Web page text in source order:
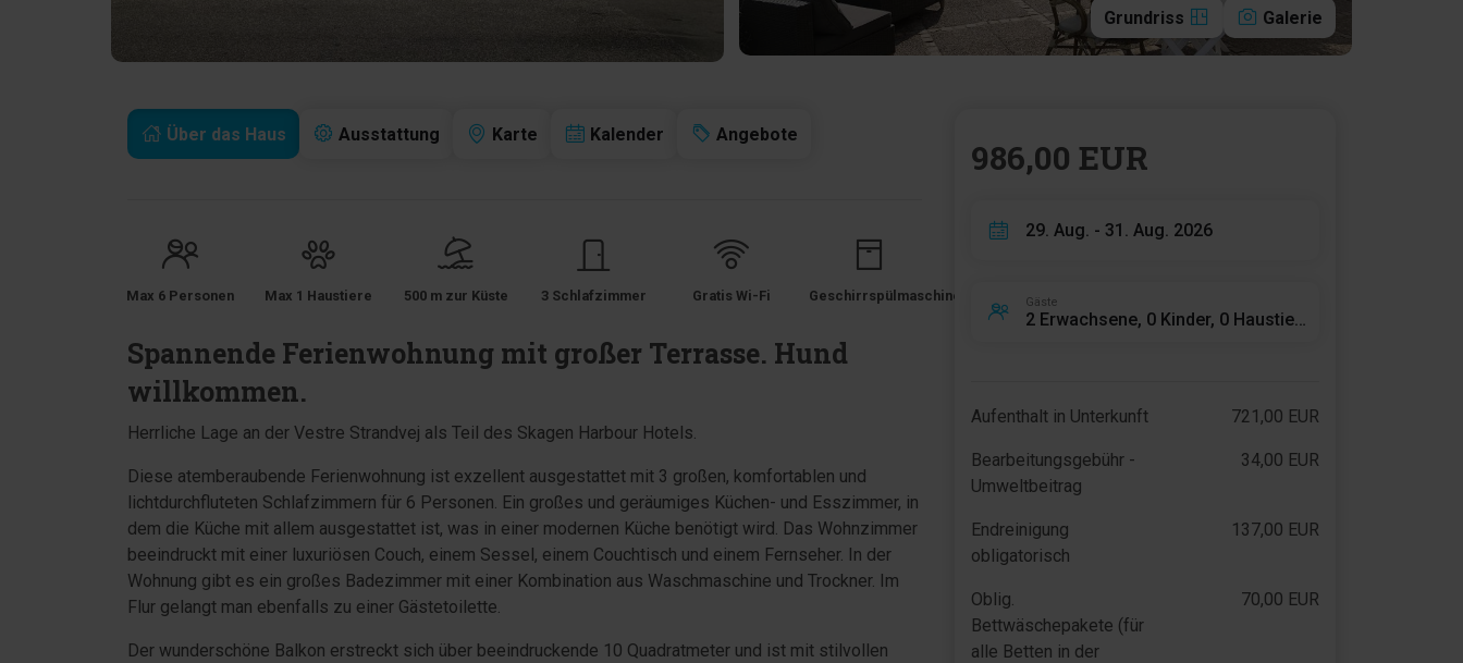
Grundriss Galerie
Über das Haus Ausstattung Karte Kalender Angebote
Max 6 Personen Max 1 Haustiere 500 m zur Küste 3 Schlafzimmer Gratis Wi-Fi Geschirrspülmaschine
Spannende Ferienwohnung mit großer Terrasse. Hund
willkommen.
Herrliche Lage an der Vestre Strandvej als Teil des Skagen Harbour Hotels.
Diese atemberaubende Ferienwohnung ist exzellent ausgestattet mit 3 großen, komfortablen und
lichtdurchfluteten Schlafzimmern für 6 Personen. Ein großes und geräumiges Küchen- und Esszimmer, in
dem die Küche mit allem ausgestattet ist, was in einer modernen Küche benötigt wird. Das Wohnzimmer
beeindruckt mit einer luxuriösen Couch, einem Sessel, einem Couchtisch und einem Fernseher. In der
Wohnung gibt es ein großes Badezimmer mit einer Kombination aus Waschmaschine und Trockner. Im
Flur gelangt man ebenfalls zu einer Gästetoilette.
Der wunderschöne Balkon erstreckt sich über beeindruckende 10 Quadratmeter und ist mit stilvollen
986,00 EUR
29. Aug. - 31. Aug. 2026
Gäste
Aufenthalt in Unterkunft 721,00 EUR
Bearbeitungsgebühr -
Umweltbeitrag
34,00 EUR
Endreinigung
obligatorisch
137,00 EUR
Oblig.
Bettwäschepakete (für
alle Betten in der
70,00 EUR